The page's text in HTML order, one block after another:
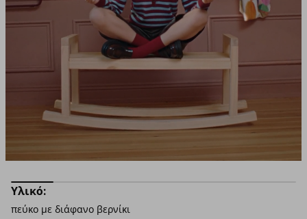
Υλικό:
πεύκο με διάφανο βερνίκι